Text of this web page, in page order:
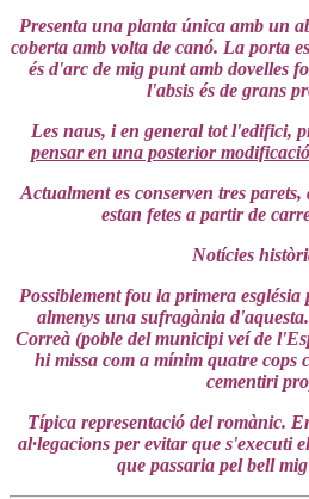
Presenta una planta única amb un
coberta amb volta de canó. La porta
és d'arc de mig punt amb dovelles
l'absis és de grans
Les naus, i en general tot l'edifici,
pensar en una posterior
Actualment es conserven tres parets,
estan fetes a partir de
Notícies
Possiblement fou la primera
almenys una sufragània
Correà (poble del municipi veí de
hi missa com a mínim quatre cops
cementiri
Típica representació del romànic.
al·legacions per evitar que s'executi
que passaria pel bell